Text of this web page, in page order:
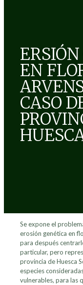
EN
CASO
Se expone el
erosión genética en
para después
particular, pero
provincia de Huesca
especies
vulnerables, para las